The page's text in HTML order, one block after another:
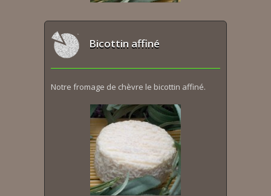
Bicottin affiné
Notre fromage de chèvre le bicottin affiné.